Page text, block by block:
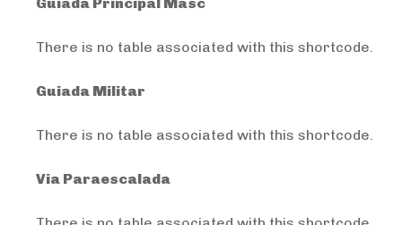
There is no table associated with this shortcode.
Guiada Militar
There is no table associated with this shortcode.
Via Paraescalada